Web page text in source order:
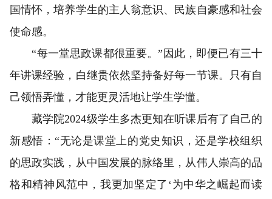
国情怀，培养学生的主人翁意识、民族自豪感和社会
使命感。
“每一堂思政课都很重要。”因此，即便已有三十
年讲课经验，白继贵依然坚持备好每一节课。只有自
己领悟弄懂，才能更灵活地让学生学懂。
藏学院2024级学生多杰更知在听课后有了自己的
新感悟：“无论是课堂上的党史知识，还是学校组织
的思政实践，从中国发展的脉络里，从伟人崇高的品
格和精神风范中，我更加坚定了‘为中华之崛起而读